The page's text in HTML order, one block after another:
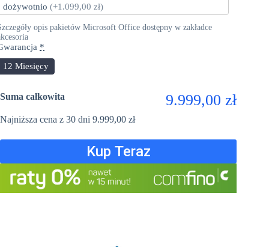
dożywotnio (+1.099,00 zł)
opis pakietów Microsoft Office dostępny w zakładce
*
12 Miesięcy
Suma całkowita 9.999,00 zł
Najniższa cena z 30 dni 9.999,00 zł
Kup Teraz